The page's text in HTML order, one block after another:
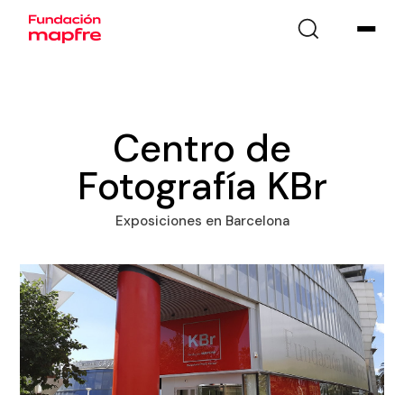
Centro de
Fotografía KBr
Exposiciones en Barcelona